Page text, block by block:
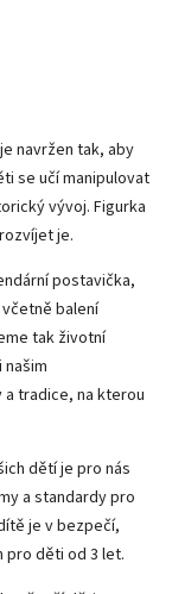
navržen tak, aby
se učí manipulovat
vývoj. Figurka
je.
postavička,
balení
tak životní
a tradice, na kterou
dětí je pro nás
a standardy pro
je v bezpečí,
pro děti od 3 let.